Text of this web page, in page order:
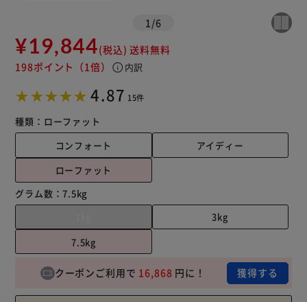
1 /6
¥19,844(税込) 送料無料
198ポイント （1倍） info 内訳
4.87 15件
種類： ローファット
コンフォート
アイディー
ローファット
グラム数：7.5kg
3kg
7.5kg
クーポンご利用で 16,868 円に！ 獲得する